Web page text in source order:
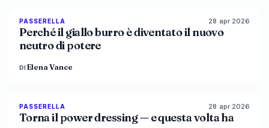
86% 86
PASSERELLA 28 apr 2026
Perché il giallo burro è diventato il nuovo
neutro di potere
DIElena Vance
86% 61
PASSERELLA 28 apr 2026
Torna il power dressing — e questa volta ha